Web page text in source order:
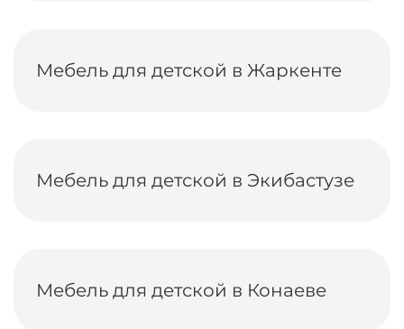
Мебель для детской в Жаркенте
Мебель для детской в Экибастузе
Мебель для детской в Конаеве